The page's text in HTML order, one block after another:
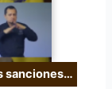
sanciones…